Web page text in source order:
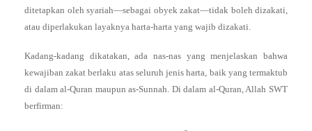
ditetapkan oleh syariah—sebagai obyek zakat—tidak boleh dizakati,
atau diperlakukan layaknya harta-harta yang wajib dizakati.
Kadang-kadang dikatakan, ada nas-nas yang menjelaskan bahwa
kewajiban zakat berlaku atas seluruh jenis harta, baik yang termaktub
di dalam al-Quran maupun as-Sunnah. Di dalam al-Quran, Allah SWT
berfirman: